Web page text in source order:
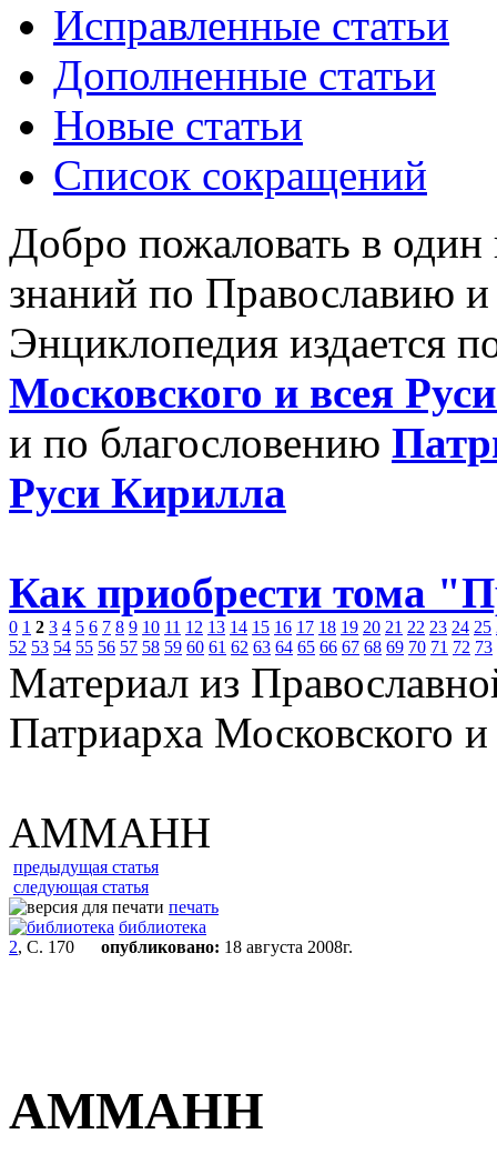
Исправленные статьи
Дополненные статьи
Новые статьи
Список сокращений
Добро пожаловать в
знаний по Православию
Энциклопедия издается
Московского и всея
и по благословению
Руси Кирилла
Как приобрести тома
0 1 2 3 4 5 6 7 8 9 10 11 12 13 14 15 16 17 18 19 20 21 22 23 24 25
52 53 54 55 56 57 58 59 60 61 62 63 64 65 66 67 68 69 70 71 72 73
Материал из
Патриарха Московского
АММАНН
предыдущая статья
следующая статья
печать
библиотека
2, С. 170 опубликовано: 18 августа 2008г.
АММАНН